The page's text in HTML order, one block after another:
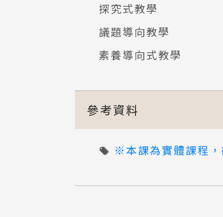
探究式教學
議題導向教學
素養導向式教學
參考資料
※本課為實體課程，